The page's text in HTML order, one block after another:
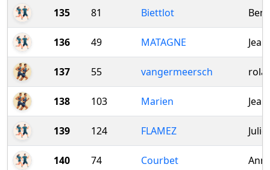
135 81 Biettlot
136 49 MATAGNE
137 55 vangermeersch
138 103 Marien
139 124 FLAMEZ
140 74 Courbet